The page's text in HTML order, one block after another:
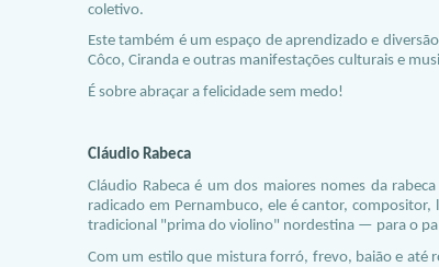
coletivo.
Este também é um espaço de aprendizado e
Côco, Ciranda e outras manifestações culturais e
É sobre abraçar a felicidade sem medo!
Cláudio Rabeca
Cláudio Rabeca é um dos maiores nomes da
radicado em Pernambuco, ele é cantor,
tradicional "prima do violino" nordestina — para o
Com um estilo que mistura forró, frevo, baião e até